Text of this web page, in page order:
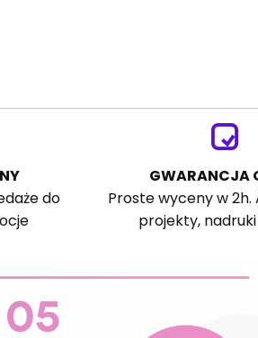
do
GWARANCJA
Proste wyceny w 2h.
projekty,